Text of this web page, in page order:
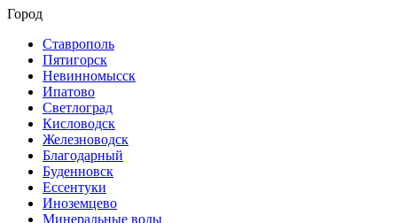
Город
Ставрополь
Пятигорск
Невинномысск
Ипатово
Светлоград
Кисловодск
Железноводск
Благодарный
Буденновск
Ессентуки
Иноземцево
Минеральные воды